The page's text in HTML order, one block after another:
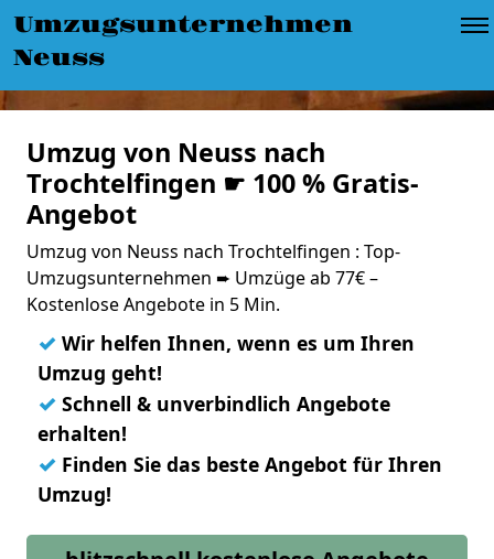
Umzugsunternehmen
Neuss
Umzug von Neuss nach
Trochtelfingen ☛ 100 % Gratis-
Angebot
Umzug von Neuss nach Trochtelfingen : Top-
Umzugsunternehmen ➨ Umzüge ab 77€ –
Kostenlose Angebote in 5 Min.
✓ Wir helfen Ihnen, wenn es um Ihren
Umzug geht!
✓ Schnell & unverbindlich Angebote
erhalten!
✓ Finden Sie das beste Angebot für Ihren
Umzug!